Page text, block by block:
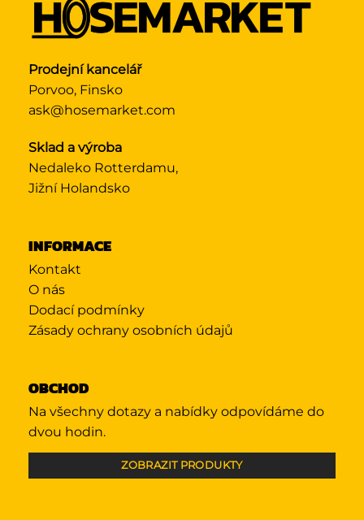
Prodejní kancelář
Porvoo, Finsko
ask@hosemarket.com
Sklad a výroba
Nedaleko Rotterdamu,
Jižní Holandsko
INFORMACE
Kontakt
O nás
Dodací podmínky
Zásady ochrany osobních údajů
OBCHOD
Na všechny dotazy a nabídky odpovídáme do
dvou hodin.
ZOBRAZIT PRODUKTY